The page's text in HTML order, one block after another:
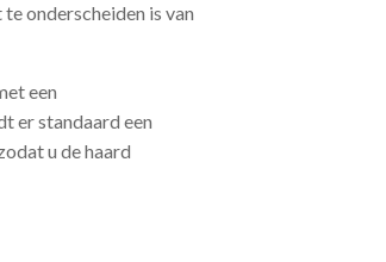
onderscheiden is van
een
er standaard een
u de haard